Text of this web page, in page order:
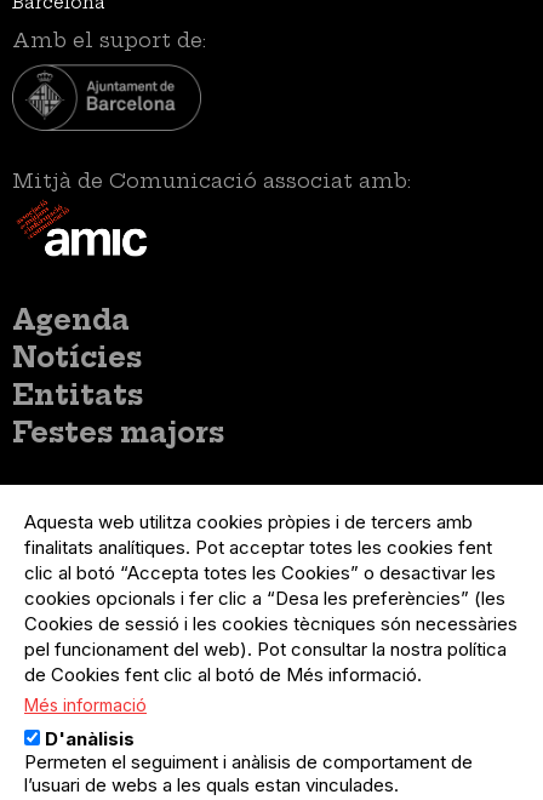
Amb el suport de:
Mitjà de Comunicació associat amb:
Menú
principal
Agenda
Notícies
Entitats
Festes majors
del
compte
d'usuari
Menú
usuari
no
loggat
Registre organització
Menú
Peu
Sobre el projecte
Preguntes freqüents
Contacte
Menú
Legal
Política de privacitat
Avís legal
Política de cookies
Aquesta web utilitza cookies pròpies i de tercers amb
finalitats analítiques. Pot acceptar totes les cookies fent
clic al botó “Accepta totes les Cookies” o desactivar les
cookies opcionals i fer clic a “Desa les preferències” (les
Cookies de sessió i les cookies tècniques són necessàries
pel funcionament del web). Pot consultar la nostra política
de Cookies fent clic al botó de Més informació.
Més informació
D'anàlisis
Permeten el seguiment i anàlisis de comportament de
l’usuari de webs a les quals estan vinculades.